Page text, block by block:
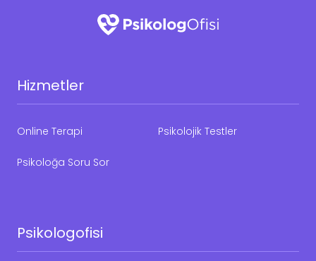
Hizmetler
Online Terapi Psikolojik Testler
Psikoloğa Soru Sor
Psikologofisi